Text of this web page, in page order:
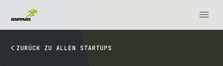
ZURÜCK ZU ALLEN STARTUPS